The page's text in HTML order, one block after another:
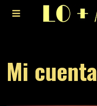
Mi cuenta